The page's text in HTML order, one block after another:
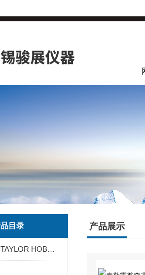
目录
泰勒霍普森TAYLOR HOBSON粗糙度仪
产品展示